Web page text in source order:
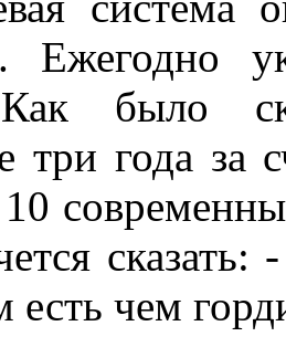
Ежегодно
Как было
года за
чем